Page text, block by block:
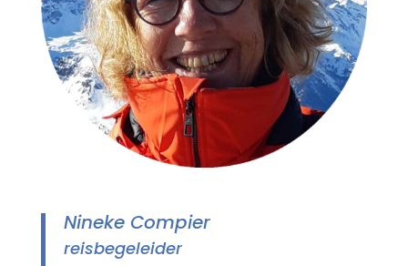
Nineke Compier
reisbegeleider